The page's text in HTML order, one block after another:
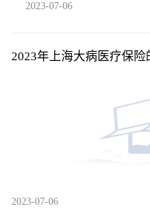
2023-07-06
2023年上海大病医疗保
2023-07-06